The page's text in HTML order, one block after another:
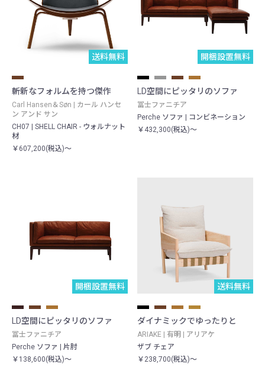
送料無料
斬新なフォルムを持つ傑作
Carl Hansen＆Søn | カール ハンセ
ン アンド サン
CH07 | SHELL CHAIR - ウォルナット
材
￥607,200(税込)～
開梱設置無料
LD空間にピッタリのソファ
冨士ファニチア
Perche ソファ | コンビネーション
￥432,300(税込)～
開梱設置無料
LD空間にピッタリのソファ
冨士ファニチア
Perche ソファ | 片肘
￥138,600(税込)～
送料無料
ダイナミックでゆったりと
ARIAKE | 有明 | アリアケ
ザブ チェア
￥238,700(税込)～